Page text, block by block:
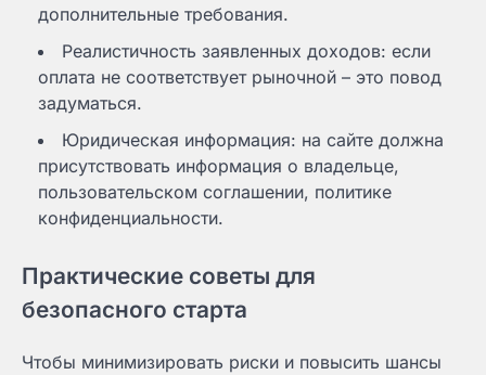
дополнительные требования.
Реалистичность заявленных доходов: если
оплата не соответствует рыночной – это повод
задуматься.
Юридическая информация: на сайте должна
присутствовать информация о владельце,
пользовательском соглашении, политике
конфиденциальности.
Практические советы для
безопасного старта
Чтобы минимизировать риски и повысить шансы